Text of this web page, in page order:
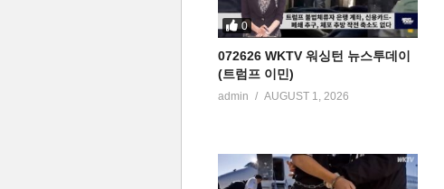
0
072626 WKTV 워싱턴 뉴스투데이
(트럼프 이민)
admin AUGUST 1, 2026